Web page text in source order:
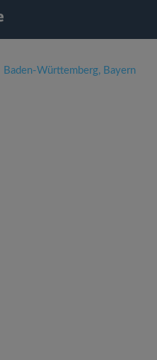
Baden-Württemberg Bayern